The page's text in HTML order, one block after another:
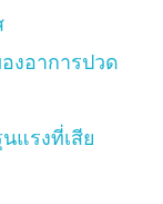
องอาการปวด
แรงที่เสีย